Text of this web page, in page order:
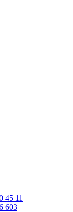
45 11
603